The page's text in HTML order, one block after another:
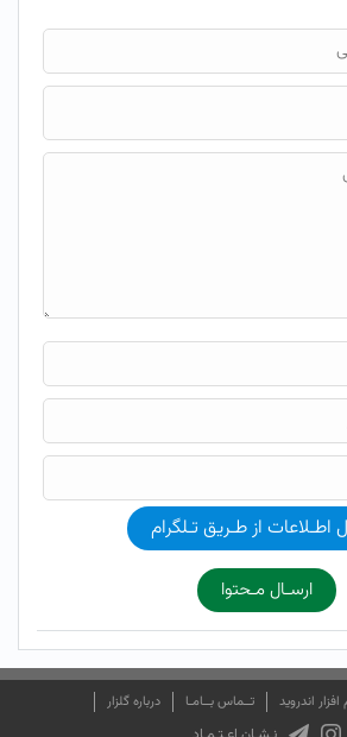
اطـلاعات از طـریق تـلگرام
ارسـال مـحتوا
افزار اندروید تــماس بــامـا درباره گلزار